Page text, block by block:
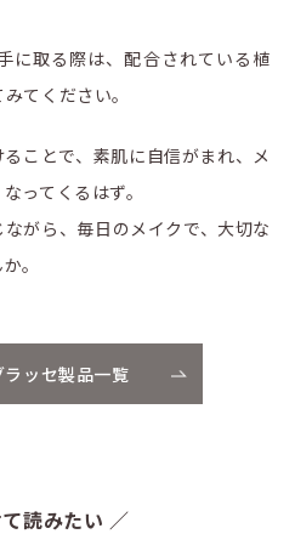
に取る際は、配合されている植
てください。
ることで、素肌に自信がまれ、メ
ってくるはず。
がら、毎日のメイクで、大切な
。
ッセ製品一覧
読みたい ／